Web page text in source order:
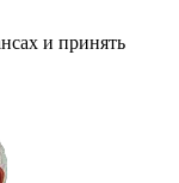
и принять